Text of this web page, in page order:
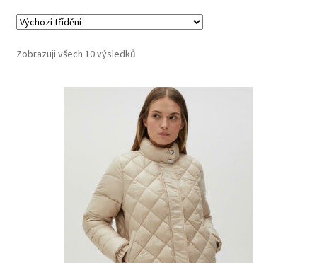
Zobrazuji všech 10 výsledků